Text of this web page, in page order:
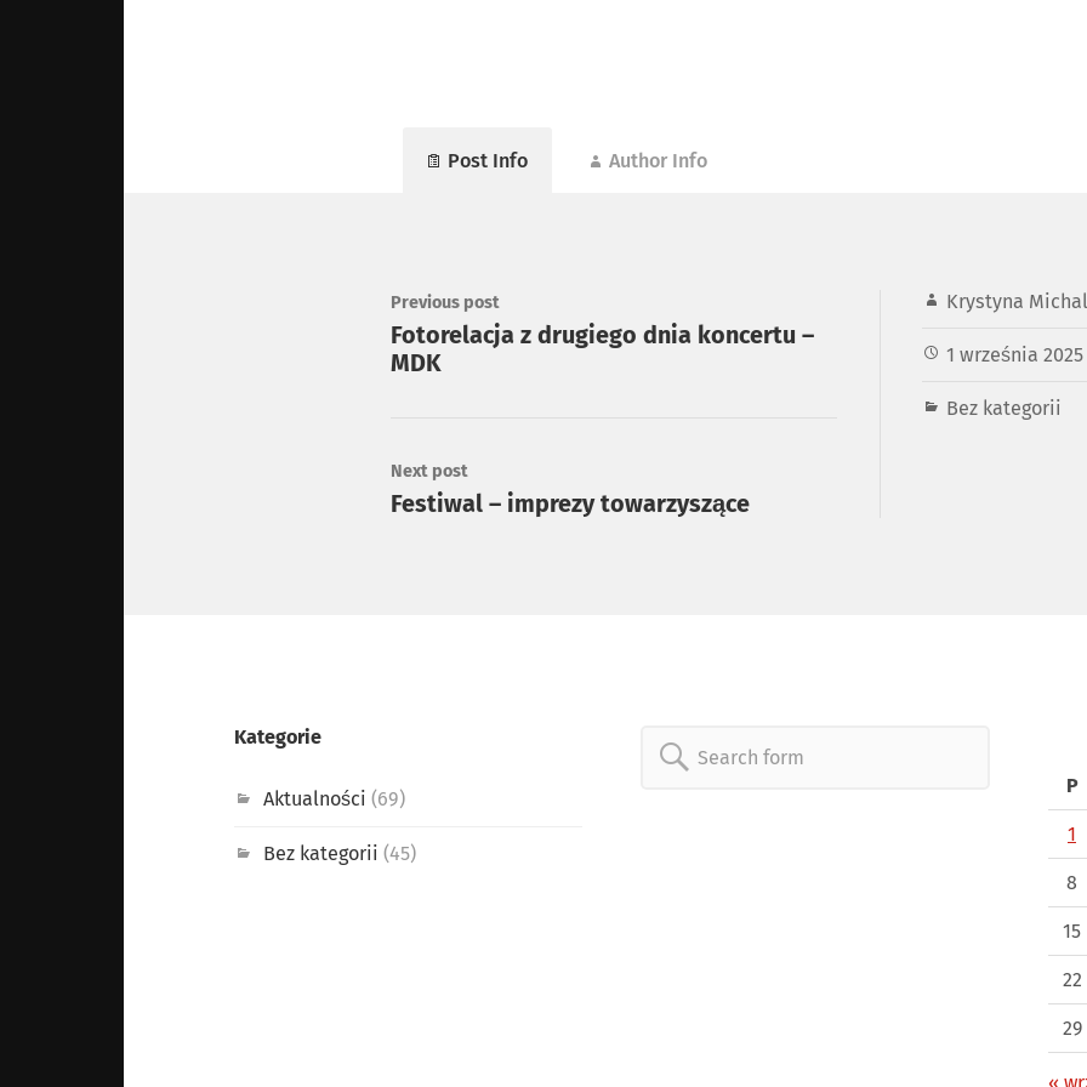
Post Info Author Info
Krystyna
1 września 2025
Bez kategorii
Previous post
Fotorelacja z drugiego dnia koncertu –
MDK
Next post
Festiwal – imprezy towarzyszące
Kategorie
Aktualności (69)
Bez kategorii (45)
Search
P
1
8
15
22
29